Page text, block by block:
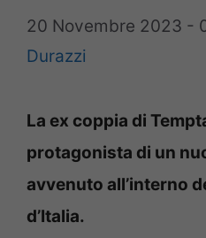
20 Novembre 2023 -
Durazzi
La ex coppia di
protagonista di un
avvenuto all’interno
d’Italia.